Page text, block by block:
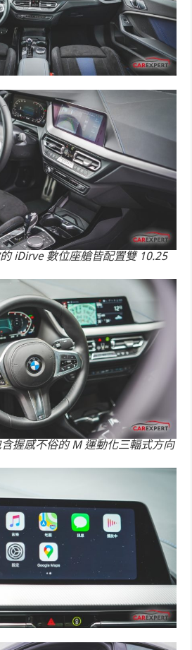
iDirve 數位座艙皆配置雙 10.25
握感不俗的 M 運動化三輻式方向